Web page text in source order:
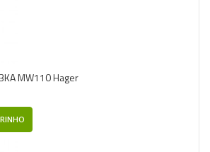
MW110 Hager